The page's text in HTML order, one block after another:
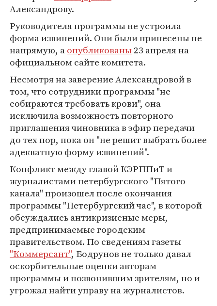
Александрову.
Руководителя программы не устроила
форма извинений. Они были принесены не
напрямую, аопубликованы23 апреля на
официальном сайте комитета.
Несмотря на заверение Александровой в
том, что сотрудники программы "не
собираются требовать крови", она
исключила возможность повторного
приглашения чиновника в эфир передачи
до тех пор, пока он "не решит выбрать более
адекватную форму извинений".
Конфликт между главой КЭРППиТ и
журналистами петербургского "Пятого
канала" произошел после окончания
программы "Петербургский час", в которой
обсуждались антикризисные меры,
предпринимаемые городским
правительством. По сведениям газеты
"Коммерсант", Бодрунов не только давал
оскорбительные оценки авторам
программы и позвонившим зрителям, но и
угрожал найти управу на журналистов.